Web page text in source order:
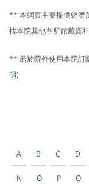
** 本網頁主要提供經濟
找本院其他各所館藏資
** 若於院外使用本院訂
明)
A B C D
N O P Q